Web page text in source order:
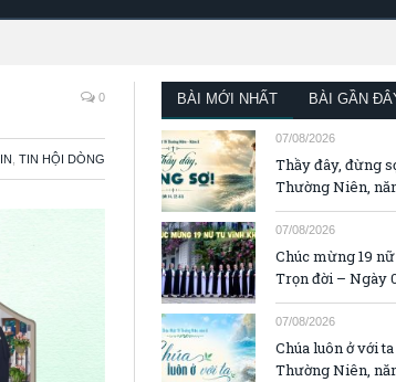
0
TIN HỘI DÒNG
BÀI MỚI NHẤT BÀI GẦN
07/08/2026
Thầy đây, đừng
Thường Niên,
07/08/2026
Chúc mừng 19
Trọn đời – Ngày
07/08/2026
Chúa luôn ở với
Thường Niên,